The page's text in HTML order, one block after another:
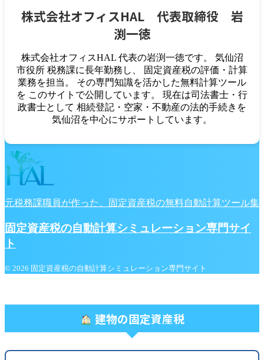
株式会社オフィスHAL 代表取締役 岩
渕一徳
株式会社オフィスHAL 代表の岩渕一徳です。 気仙沼
市役所 税務課に長年勤務し、 固定資産税の評価・計算
業務を担当。 その専門知識を活かした無料計算ツール
を このサイトで公開しています。 現在は司法書士・行
政書士として 相続登記・空家・不動産の法的手続きを
気仙沼を中心にサポートしています。
元税務課職員が作った、固定資産税の無料自動計算ツール集
固定資産税の自動計算シミュレーション専門サイ
ト
© 2026 固定資産税の自動計算シミュレーション専門サイト
建物の固定資産税